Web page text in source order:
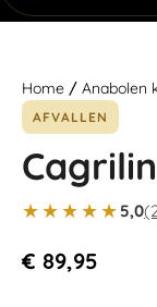
Home / Anabolen
AFVALLEN
★★★★★ 5,0
€ 89,95